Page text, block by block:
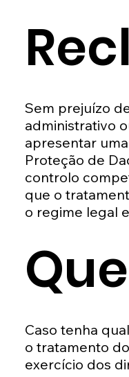
Sem prejuízo
administrativo
apresentar
Proteção de
controlo
que o
o regime legal
Caso tenha
o tratamento
exercício dos